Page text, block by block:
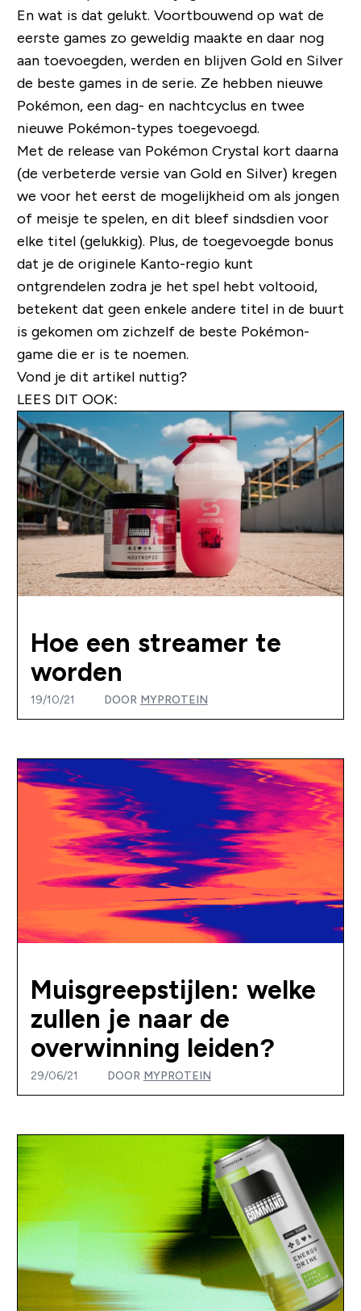
En wat is dat gelukt. Voortbouwend op wat de
eerste games zo geweldig maakte en daar nog
aan toevoegden, werden en blijven Gold en Silver
de beste games in de serie. Ze hebben nieuwe
Pokémon, een dag- en nachtcyclus en twee
nieuwe Pokémon-types toegevoegd.
Met de release van Pokémon Crystal kort daarna
(de verbeterde versie van Gold en Silver) kregen
we voor het eerst de mogelijkheid om als jongen
of meisje te spelen, en dit bleef sindsdien voor
elke titel (gelukkig). Plus, de toegevoegde bonus
dat je de originele Kanto-regio kunt
ontgrendelen zodra je het spel hebt voltooid,
betekent dat geen enkele andere titel in de buurt
is gekomen om zichzelf de beste Pokémon-
game die er is te noemen.
Vond je dit artikel nuttig?
LEES DIT OOK:
Hoe een streamer te
worden
19/10/21 DOOR MYPROTEIN
Muisgreepstijlen: welke
zullen je naar de
overwinning leiden?
29/06/21 DOOR MYPROTEIN